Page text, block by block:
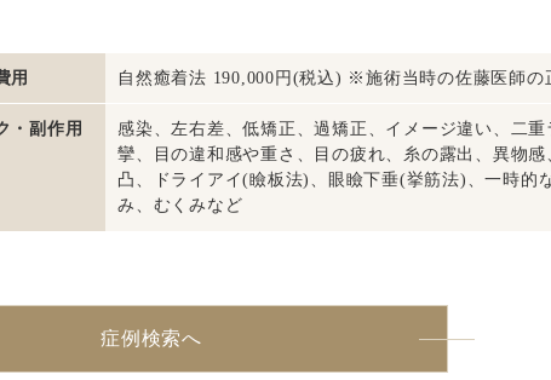
用 自然癒着法 190,000円(税込) ※施術当時の佐藤医師の
・副作用
感染、左右差、低矯正、過矯正、イメージ違い、二
攣、目の違和感や重さ、目の疲れ、糸の露出、異物感
凸、ドライアイ(瞼板法)、眼瞼下垂(挙筋法)、一時的
み、むくみなど
症例検索へ